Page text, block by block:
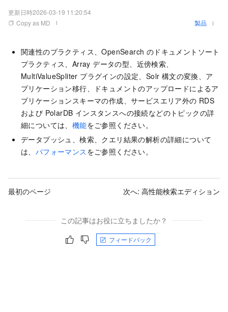
更新日時2026-03-19 11:20:54
Copy as MD
製品
関連性のプラクティス、OpenSearch のドキュメントソート
プラクティス、Array データの型、近傍検索、
MultiValueSpliter プラグインの設定、Solr 構文の変換、ア
プリケーション移行、ドキュメントのアップロードによるア
プリケーションスキーマの作成、サービスエリア外の RDS
および PolarDB インスタンスへの接続などのトピックの詳
細については、 機能をご参照ください。
データプッシュ、検索、クエリ結果の解析の詳細について
は、 パフォーマンス をご参照ください。
最初のページ 次へ: 高性能検索エディション
この記事はお役に立ちましたか？
フィードバック